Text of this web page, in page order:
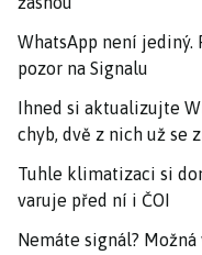
WhatsApp není
pozor na Signalu
Ihned si aktualizujte
chyb, dvě z nich už se
Tuhle klimatizaci si
varuje před ní i ČOI
Nemáte signál?